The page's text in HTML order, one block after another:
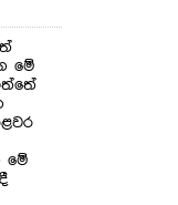
මේ
මේ